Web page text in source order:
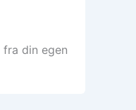
din egen